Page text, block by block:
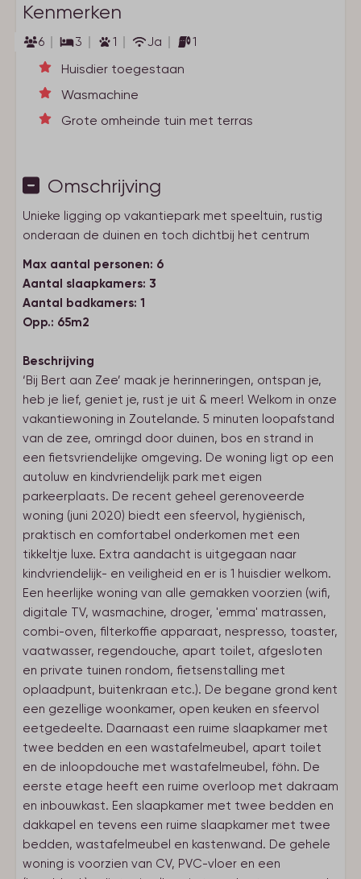
Kenmerken
6 3 1 Ja 1
Huisdier toegestaan
Wasmachine
Grote omheinde tuin met terras
Omschrijving
Unieke ligging op vakantiepark met speeltuin, rustig
onderaan de duinen en toch dichtbij het centrum
Max aantal personen: 6
Aantal slaapkamers: 3
Aantal badkamers: 1
Opp.: 65m2
Beschrijving
‘Bij Bert aan Zee’ maak je herinneringen, ontspan je,
heb je lief, geniet je, rust je uit & meer! Welkom in onze
vakantiewoning in Zoutelande. 5 minuten loopafstand
van de zee, omringd door duinen, bos en strand in
een fietsvriendelijke omgeving. De woning ligt op een
autoluw en kindvriendelijk park met eigen
parkeerplaats. De recent geheel gerenoveerde
woning (juni 2020) biedt een sfeervol, hygiënisch,
praktisch en comfortabel onderkomen met een
tikkeltje luxe. Extra aandacht is uitgegaan naar
kindvriendelijk- en veiligheid en er is 1 huisdier welkom.
Een heerlijke woning van alle gemakken voorzien (wifi,
digitale TV, wasmachine, droger, 'emma' matrassen,
combi-oven, filterkoffie apparaat, nespresso, toaster,
vaatwasser, regendouche, apart toilet, afgesloten
en private tuinen rondom, fietsenstalling met
oplaadpunt, buitenkraan etc.). De begane grond kent
een gezellige woonkamer, open keuken en sfeervol
eetgedeelte. Daarnaast een ruime slaapkamer met
twee bedden en een wastafelmeubel, apart toilet
en de inloopdouche met wastafelmeubel, föhn. De
eerste etage heeft een ruime overloop met dakraam
en inbouwkast. Een slaapkamer met twee bedden en
dakkapel en tevens een ruime slaapkamer met twee
bedden, wastafelmeubel en kastenwand. De gehele
woning is voorzien van CV, PVC-vloer en een